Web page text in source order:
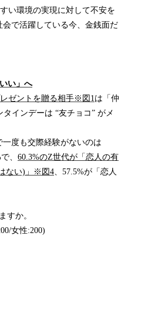
い環境の実現に対して不安を
で活躍している今、金銭面だ
い」へ
ゼントを贈る相手※図1は「仲
インデーは “友チョコ” がメ
度も交際経験がないのは
、 60.3%のZ世代が「恋人の有
ない)」※図4、57.5%が「恋人
すか。
女性:200)